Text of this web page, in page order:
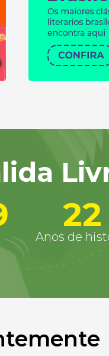
22
Anos de